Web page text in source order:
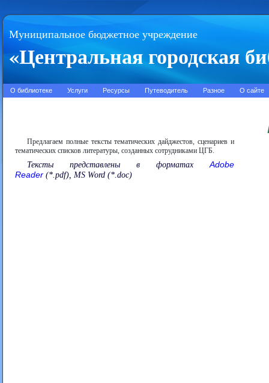
Муниципальное бюджетное учреждение
«Центральная городская
О библиотеке Услуги Ресурсы Путеводитель Разное О сайте
Предлагаем полные тексты тематических дайджестов, сценариев и
тематических списков литературы, созданных сотрудниками ЦГБ.
Тексты представлены в форматахAdobe
Reader (*.pdf), MS Word (*.doc)